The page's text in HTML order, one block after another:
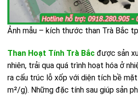
Ảnh mẫu – kích thước than Trà Bắc
Than Hoạt Tính Trà Bắc được sản
nhiên, trải qua quá trình hoạt hóa ở
ra cấu trúc lỗ xốp với diện tích bề
m²/g). Những đặc tính sau giúp sản